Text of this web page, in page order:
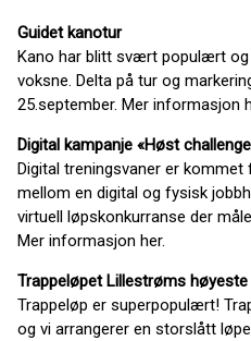
Guidet kanotur
Kano har blitt svært populært og
voksne. Delta på tur og
25.september. Mer informasjon
Digital kampanje «Høst
Digital treningsvaner er
mellom en digital og fysisk
virtuell løpskonkurranse der
Mer informasjon her.
Trappeløpet Lillestrøms høyeste
Trappeløp er superpopulært!
og vi arrangerer en storslått